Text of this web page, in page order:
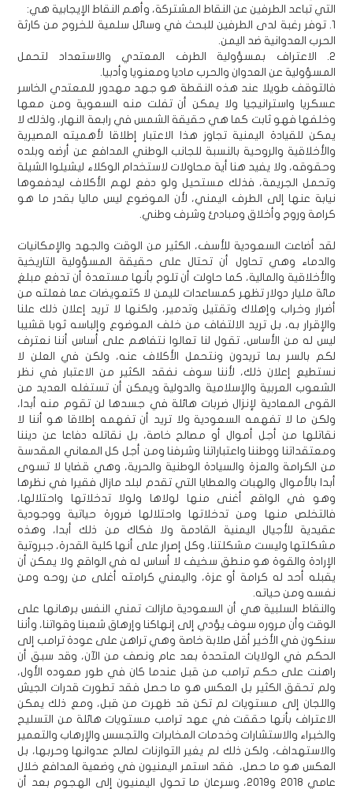
التي تباعد الطرفين عن النقاط المشتركة، وأهم النقاط الإيجابية هي:
1. توفر رغبة لدى الطرفين للبحث في وسائل سلمية للخروج من كارثة
الحرب العدوانية ضد اليمن.
2. الاعتراف بمسؤولية الطرف المعتدي والاستعداد لتحمل
المسؤولية عن العدوان والحرب ماديا ومعنويا وأدبيا.
فالتوقف طويلا عند هذه النقطة هو جهد مهدور للمعتدي الخاسر
عسكريا واسترانيجيا ولا يمكن أن تفلت منه السعوية ومن معها
وخلفها فهو ثابت كما هي حقيقة الشمس في رابعة النهار، ولذلك لا
يمكن للقيادة اليمنية تجاوز هذا الاعتبار إطلاقا لأهميته المصيرية
والأخلاقية والروحية بالنسبة للجانب الوطني المدافع عن أرضه وبلده
وحقوقه، ولا يفيد هنا أية محاولات لاستخدام الوكلاء ليشيلوا الشيلة
وتحمل الجريمة، فذلك مستحيل ولو دفع لهم الأكلاف ليدفعوها
نيابة عنها إلى الطرف اليمني، لأن الموضوع ليس ماليا بقدر ما هو
كرامة وروح وأخلاق ومبادئ وشرف وطني.
لقد أضاعت السعودية للأسف، الكثير من الوقت والجهد والإمكانيات
والدماء وهي تحاول أن تحتال على حقيقة المسؤولية التاريخية
والأخلاقية والمالية، كما حاولت أن تلوح بأنها مستعدة أن تدفع مبلغ
مائة مليار دولار تظهر كمساعدات لليمن لا كتعويضات عما فعلته من
أضرار وخراب وإهلاك وتقتيل وتدمير، ولكنها لا تريد إعلان ذلك علنا
والإقرار به، بل تريد الالتفاف من خلف الموضوع وإلباسه ثوبا قشيبا
ليس له من الأساس، تقول لنا تعالوا نتفاهم على أساس أننا نعترف
لكم بالسر بما تريدون ونتحمل الأكلاف عنه، ولكن في العلن لا
نستطيع إعلان ذلك، لأننا سوف نفقد الكثير من الاعتبار في نظر
الشعوب العربية والإسلامية والدولية ويمكن أن تستغله العديد من
القوى المعادية لإنزال ضربات هائلة في جسدها لن تقوم منه أبدا،
ولكن ما لا تفهمه السعودية ولا تريد أن تفهمه إطلاقا هو أننا لا
نقاتلها من أجل أموال أو مصالح خاصة، بل نقاتله دفاعا عن ديننا
ومعتقداتنا ووطننا واعتباراتنا وشرفنا ومن أجل كل المعاني المقدسة
من الكرامة والعزة والسيادة الوطنية والحرية، وهي قضايا لا تسوى
أبدا بالأموال والهبات والعطايا التي تقدم لبلد مازال فقيرا في نظرها
وهو في الواقع أغنى منها لولاها ولولا تدخلاتها واحتلالها،
فالتخلص منها ومن تدخلاتها واحتلالها ضرورة حياتية ووجودية
عقيدية للأجيال اليمنية القادمة ولا فكاك من ذلك أبدا، وهذه
مشكلتها وليست مشكلتنا، وكل إصرار على أنها كلية القدرة، جبروتية
الإرادة والقوة هو منطق سخيف لا أساس له في الواقع ولا يمكن أن
يقبله أحد له كرامة أو عزة، واليمني كرامته أغلى من روحه ومن
نفسه ومن حياته.
والنقاط السلبية هي أن السعودية مازالت تمني النفس برهانها على
الوقت وأن مروره سوف يؤدي إلى إنهاكنا وإرهاق شعبنا وقواتنا، وأننا
سنكون في الأخير أقل صلابة خاصة وهي تراهن على عودة ترامب إلى
الحكم في الولايات المتحدة بعد عام ونصف من الآن، وقد سبق أن
راهنت على حكم ترامب من قبل عندما كان في طور صعوده الأول،
ولم تحقق الكثير بل العكس هو ما حصل فقد تطورت قدرات الجيش
واللجان إلى مستويات لم تكن قد ظهرت من قبل، ومع ذلك يمكن
الاعتراف بأنها حققت في عهد ترامب مستويات هائلة من التسليح
والخبراء والاستشارات وخدمات المخابرات والتجسس والإرهاب والتعمير
والاستهداف، ولكن ذلك لم يغير التوازنات لصالح عدوانها وحربها، بل
العكس هو ما حصل، فقد استمر اليمنيون في وضعية المدافع خلال
عامي 2018 و2019، وسرعان ما تحول اليمنيون إلى الهجوم بعد أن